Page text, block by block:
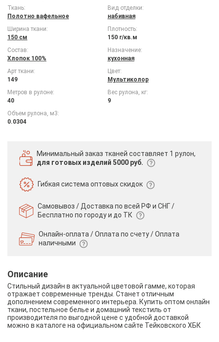
Ткань:
Полотно вафельное
Вид отделки:
набивная
Ширина ткани:
150 см
Плотность:
150 г/кв.м
Состав:
Хлопок 100%
Назначение:
кухонная
Арт ткани:
149
Цвет:
Мультиколор
Метров в рулоне:
40
Вес рулона, кг:
9
Объем рулона, м3:
0.0304
Минимальный заказ тканей составляет 1 рулон,
для готовых изделий 5000 руб.
Гибкая системаоптовых скидок
Самовывоз / Доставка по всей РФ и СНГ /
Бесплатно по городу и до ТК
Онлайн-оплата / Оплата по счету /Оплата
наличными
Описание
Стильный дизайн в актуальной цветовой гамме, которая
отражает современные тренды. Станет отличным
дополнением современного интерьера. Купить оптом онлайн
ткани, постельное белье и домашний текстиль от
производителя по выгодной цене с удобной доставкой
можно в каталоге на официальном сайте Тейковского ХБК